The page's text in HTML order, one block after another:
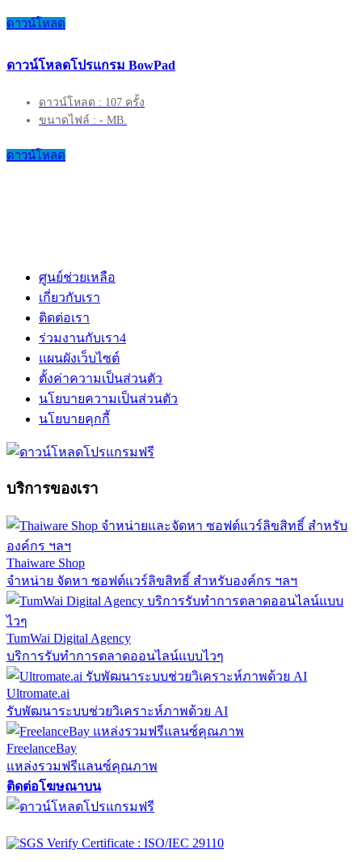
ดาวน์โหลด
ดาวน์โหลดโปรแกรม BowPad
ดาวน์โหลด : 107 ครั้ง
ขนาดไฟล์ : - MB.
ดาวน์โหลด
ศูนย์ช่วยเหลือ
เกี่ยวกับเรา
ติดต่อเรา
ร่วมงานกับเรา4
แผนผังเว็บไซต์
ตั้งค่าความเป็นส่วนตัว
นโยบายความเป็นส่วนตัว
นโยบายคุกกี้
บริการของเรา
Thaiware Shop
จำหน่าย จัดหา ซอฟต์แวร์ลิขสิทธิ์ สำหรับองค์กร ฯลฯ
TumWai Digital Agency
บริการรับทำการตลาดออนไลน์แบบไวๆ
Ultromate.ai
รับพัฒนาระบบช่วยวิเคราะห์ภาพด้วย AI
FreelanceBay
แหล่งรวมฟรีแลนซ์คุณภาพ
ติดต่อโฆษณาบน